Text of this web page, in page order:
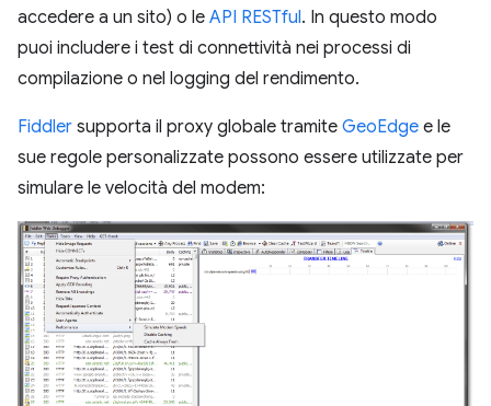
accedere a un sito) o le API RESTful. In questo modo
puoi includere i test di connettività nei processi di
compilazione o nel logging del rendimento.
Fiddler supporta il proxy globale tramite GeoEdge e le
sue regole personalizzate possono essere utilizzate per
simulare le velocità del modem: